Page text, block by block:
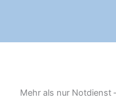
Mehr als nur Notdienst